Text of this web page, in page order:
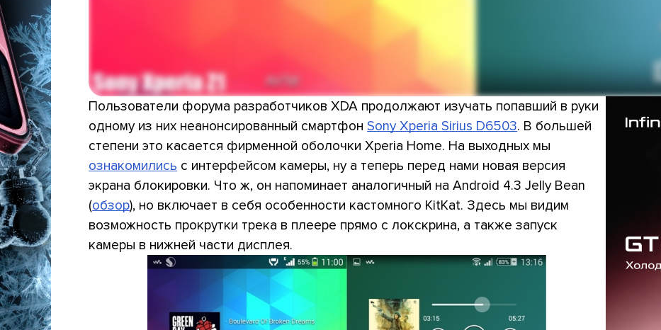
Пользователи форума разработчиков XDA продолжают изучать попавший в руки
одному из них неанонсированный смартфон Sony Xperia Sirius D6503. В большей
степени это касается фирменной оболочки Xperia Home. На выходных мы
ознакомились с интерфейсом камеры, ну а теперь перед нами новая версия
экрана блокировки. Что ж, он напоминает аналогичный на Android 4.3 Jelly Bean
(обзор), но включает в себя особенности кастомного KitKat. Здесь мы видим
возможность прокрутки трека в плеере прямо с локскрина, а также запуск
камеры в нижней части дисплея.